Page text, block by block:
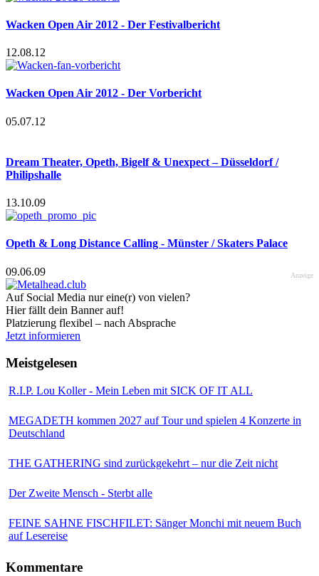
Wacken Open Air 2012 - Der Festivalbericht
12.08.12
Wacken Open Air 2012 - Der Vorbericht
05.07.12
Dream Theater, Opeth, Bigelf & Unexpect – Düsseldorf /
Philipshalle
13.10.09
Opeth & Long Distance Calling - Münster / Skaters Palace
09.06.09 Anzeige
Auf Social Media nur eine(r) von vielen?
Hier fällt dein Banner auf!
Platzierung flexibel – nach Absprache
Jetzt informieren
Meistgelesen
R.I.P. Lou Koller - Mein Leben mit SICK OF IT ALL
MEGADETH kommen 2027 auf Tour und spielen 4 Konzerte in
Deutschland
THE GATHERING sind zurückgekehrt – nur die Zeit nicht
Der Zweite Mensch - Sterbt alle
FEINE SAHNE FISCHFILET: Sänger Monchi mit neuem Buch
auf Lesereise
Kommentare